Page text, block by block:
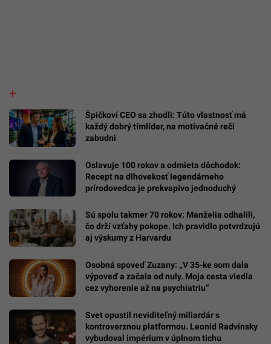
Špičkoví CEO sa zhodli: Túto vlastnosť má
každý dobrý tímlíder, na motivačné reči
zabudni
Oslavuje 100 rokov a odmieta dôchodok:
Recept na dlhovekosť legendárneho
prírodovedca je prekvapivo jednoduchý
Sú spolu takmer 70 rokov: Manželia odhalili,
čo drží vzťahy pokope. Ich pravidlo potvrdzujú
aj výskumy z Harvardu
Osobná spoveď Zuzany: „V 35-ke som dala
výpoveď a začala od nuly. Moja cesta viedla
cez vyhorenie až na psychiatriu“
Svet opustil neviditeľný miliardár s
kontroverznou platformou. Leonid Radvinsky
vybudoval impérium v úplnom tichu